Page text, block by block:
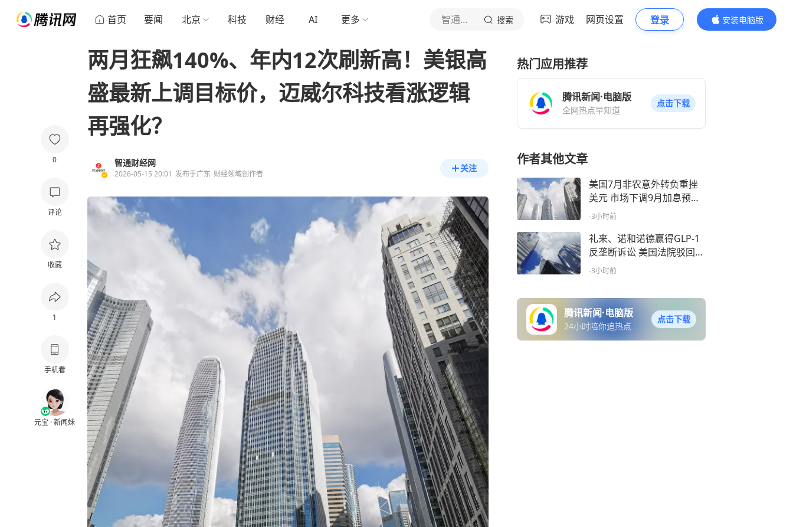
首页 要闻 北京 科技 财经 AI 更多 智通财经网 搜索 游戏 网页设置 登录
安装电脑版
内容更精彩
0
评论
收藏
1
手机看
元宝 · 新闻妹
两月狂飙140%、年内12次刷新高！美银高
盛最新上调目标价，迈威尔科技看涨逻辑
再强化？
智通财经网
2026-05-15 20:01 发布于广东 财经领域创作者
关注
热门应用推荐
腾讯新闻·电脑版
全网热点早知道
点击下载
作者其他文章
美国7月非农意外转负重挫
美元 市场下调9月加息预期
美联储或继续按兵不动
-3小时前
礼来、诺和诺德赢得GLP-1
反垄断诉讼 美国法院驳回复
方药房指控
-3小时前
腾讯新闻·电脑版
24小时陪你追热点
点击下载